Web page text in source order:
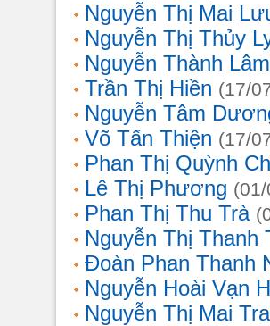
Nguyễn Thị Mai
Nguyễn Thị Thủy
Nguyễn Thành Lâm
Trần Thị Hiền (17/
Nguyễn Tâm
Võ Tấn Thiện (17/
Phan Thị Quỳnh
Lê Thị Phương
Phan Thị Thu Trà
Nguyễn Thị Thanh
Đoàn Phan Thanh
Nguyễn Hoài Vạn
Nguyễn Thị Mai